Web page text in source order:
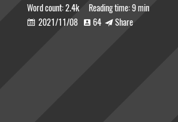
Word count:2.4k Reading time:9 min
 2021/11/08  64  Share